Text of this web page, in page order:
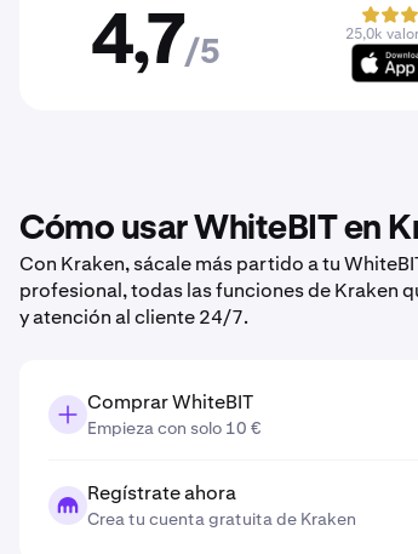
4,7/5
25,0k
Cómo usar WhiteBIT en
Con Kraken, sácale más partido a tu
profesional, todas las funciones de Kraken
y atención al cliente 24/7.
Comprar WhiteBIT
Empieza con solo 10 €
Regístrate ahora
Crea tu cuenta gratuita de Kraken